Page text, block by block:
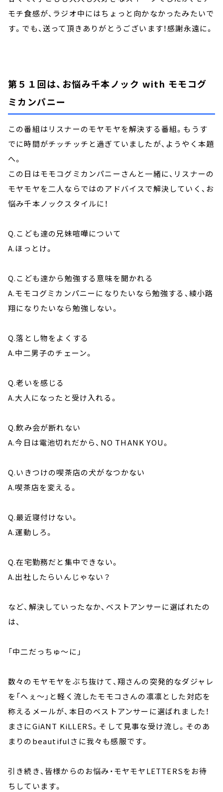
モチ食感が、ラジオ中にはちょっと向かなかったみたいで
す。でも、送って頂きありがとうございます！感謝永遠に。
第５１回は、お悩み千本ノック with モモコグ
ミカンパニー
この番組はリスナーのモヤモヤを解決する番組。もうす
でに時間がチッチッチと過ぎていましたが、ようやく本題
へ。
この日はモモコグミカンパニーさんと一緒に、リスナーの
モヤモヤを二人ならではのアドバイスで解決していく、お
悩み千本ノックスタイルに！
Q.こども達の兄妹喧嘩について
A.ほっとけ。
Q.こども達から勉強する意味を聞かれる
A.モモコグミカンパニーになりたいなら勉強する、綾小路
翔になりたいなら勉強しない。
Q.落とし物をよくする
A.中二男子のチェーン。
Q.老いを感じる
A.大人になったと受け入れる。
Q.飲み会が断れない
A.今日は電池切れだから、NO THANK YOU。
Q.いきつけの喫茶店の犬がなつかない
A.喫茶店を変える。
Q.最近寝付けない。
A.運動しろ。
Q.在宅勤務だと集中できない。
A.出社したらいんじゃない？
など、解決していったなか、ベストアンサーに選ばれたの
は、
「中二だっちゅ～に」
数々のモヤモヤをぶち抜けて、翔さんの突発的なダジャレ
を「へぇ～」と軽く流したモモコさんの凛凛とした対応を
称えるメールが、本日のベストアンサーに選ばれました！
まさにGiANT KiLLERS。そして見事な受け流し。そのあ
まりのbeautifulさに我々も感服です。
引き続き、皆様からのお悩み・モヤモヤLETTERSをお待
ちしています。